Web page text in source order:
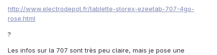
http://www.electrodepot.fr/tablette-storex-ezeetab-707-4go-
rose.html
?
Les infos sur la 707 sont très peu claire, mais je pose une